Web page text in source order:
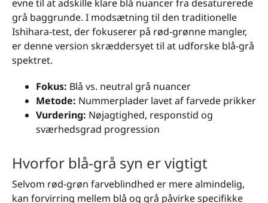
evne til at adskille klare blå nuancer fra desaturerede
grå baggrunde. I modsætning til den traditionelle
Ishihara-test, der fokuserer på rød-grønne mangler,
er denne version skræddersyet til at udforske blå-grå
spektret.
Fokus: Blå vs. neutral grå nuancer
Metode: Nummerplader lavet af farvede prikker
Vurdering: Nøjagtighed, responstid og
sværhedsgrad progression
Hvorfor blå-grå syn er vigtigt
Selvom rød-grøn farveblindhed er mere almindelig,
kan forvirring mellem blå og grå påvirke specifikke